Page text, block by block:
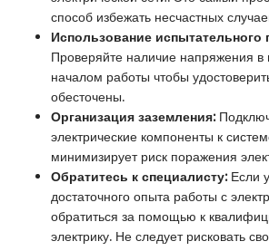
способ избежать несчастных
Использование испытательного
Проверяйте наличие напряжения в
началом работы чтобы
обесточены.
Организация заземления:
электрические компоненты к
минимизирует риск поражения
Обратитесь к специалисту:Если
достаточного опыта работы с
обратиться за помощью к
электрику. Не следует рисковать